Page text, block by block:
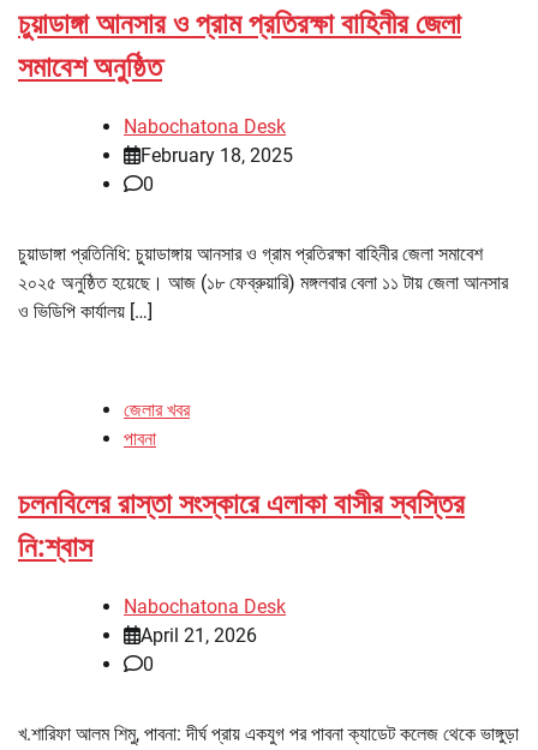
চুয়াডাঙ্গা আনসার ও প্রাম প্রতিরক্ষা বাহিনীর জেলা
সমাবেশ অনুষ্ঠিত
Nabochatona Desk
February 18, 2025
0
চুয়াডাঙ্গা প্রতিনিধি: চুয়াডাঙ্গায় আনসার ও গ্রাম প্রতিরক্ষা বাহিনীর জেলা সমাবেশ
২০২৫ অনুষ্ঠিত হয়েছে। আজ (১৮ ফেব্রুয়ারি) মঙ্গলবার বেলা ১১ টায় জেলা আনসার
ও ভিডিপি কার্যালয় […]
জেলার খবর
পাবনা
চলনবিলের রাস্তা সংস্কারে এলাকা বাসীর স্বস্তির
নি:শ্বাস
Nabochatona Desk
April 21, 2026
0
খ.শারিফা আলম শিমু, পাবনা: দীর্ঘ প্রায় একযুগ পর পাবনা ক্যাডেট কলেজ থেকে ভাঙ্গুড়া